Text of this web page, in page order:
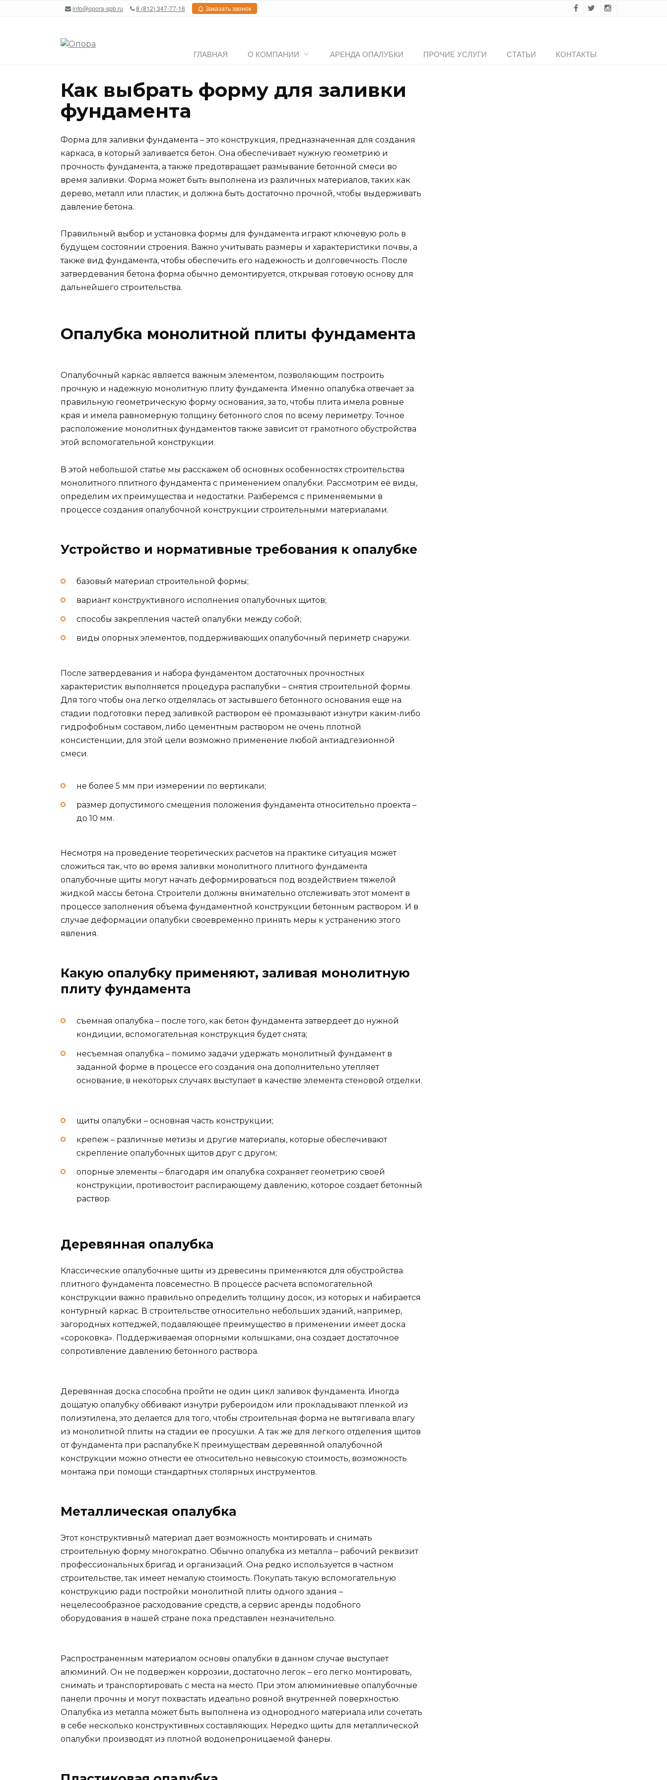
info@opora-spb.ru 8 (812) 347-77-16 Заказать звонок
ГЛАВНАЯ О КОМПАНИИ АРЕНДА ОПАЛУБКИ ПРОЧИЕ УСЛУГИ СТАТЬИ КОНТАКТЫ
Как выбрать форму для заливки
фундамента
Форма для заливки фундамента – это конструкция, предназначенная для создания
каркаса, в который заливается бетон. Она обеспечивает нужную геометрию и
прочность фундамента, а также предотвращает размывание бетонной смеси во
время заливки. Форма может быть выполнена из различных материалов, таких как
дерево, металл или пластик, и должна быть достаточно прочной, чтобы выдерживать
давление бетона.
Правильный выбор и установка формы для фундамента играют ключевую роль в
будущем состоянии строения. Важно учитывать размеры и характеристики почвы, а
также вид фундамента, чтобы обеспечить его надежность и долговечность. После
затвердевания бетона форма обычно демонтируется, открывая готовую основу для
дальнейшего строительства.
Опалубка монолитной плиты фундамента
Опалубочный каркас является важным элементом, позволяющим построить
прочную и надежную монолитную плиту фундамента. Именно опалубка отвечает за
правильную геометрическую форму основания, за то, чтобы плита имела ровные
края и имела равномерную толщину бетонного слоя по всему периметру. Точное
расположение монолитных фундаментов также зависит от грамотного обустройства
этой вспомогательной конструкции.
В этой небольшой статье мы расскажем об основных особенностях строительства
монолитного плитного фундамента с применением опалубки. Рассмотрим её виды,
определим их преимущества и недостатки. Разберемся с применяемыми в
процессе создания опалубочной конструкции строительными материалами.
Устройство и нормативные требования к опалубке
базовый материал строительной формы;
вариант конструктивного исполнения опалубочных щитов;
способы закрепления частей опалубки между собой;
виды опорных элементов, поддерживающих опалубочный периметр снаружи.
После затвердевания и набора фундаментом достаточных прочностных
характеристик выполняется процедура распалубки – снятия строительной формы.
Для того чтобы она легко отделялась от застывшего бетонного основания еще на
стадии подготовки перед заливкой раствором её промазывают изнутри каким-либо
гидрофобным составом, либо цементным раствором не очень плотной
консистенции, для этой цели возможно применение любой антиадгезионной
смеси.
не более 5 мм при измерении по вертикали;
размер допустимого смещения положения фундамента относительно проекта –
до 10 мм.
Несмотря на проведение теоретических расчетов на практике ситуация может
сложиться так, что во время заливки монолитного плитного фундамента
опалубочные щиты могут начать деформироваться под воздействием тяжелой
жидкой массы бетона. Строители должны внимательно отслеживать этот момент в
процессе заполнения объема фундаментной конструкции бетонным раствором. И в
случае деформации опалубки своевременно принять меры к устранению этого
явления.
Какую опалубку применяют, заливая монолитную
плиту фундамента
съемная опалубка – после того, как бетон фундамента затвердеет до нужной
кондиции, вспомогательная конструкция будет снята;
несъемная опалубка – помимо задачи удержать монолитный фундамент в
заданной форме в процессе его создания она дополнительно утепляет
основание, в некоторых случаях выступает в качестве элемента стеновой отделки.
щиты опалубки – основная часть конструкции;
крепеж – различные метизы и другие материалы, которые обеспечивают
скрепление опалубочных щитов друг с другом;
опорные элементы – благодаря им опалубка сохраняет геометрию своей
конструкции, противостоит распирающему давлению, которое создает бетонный
раствор.
Деревянная опалубка
Классические опалубочные щиты из древесины применяются для обустройства
плитного фундамента повсеместно. В процессе расчета вспомогательной
конструкции важно правильно определить толщину досок, из которых и набирается
контурный каркас. В строительстве относительно небольших зданий, например,
загородных коттеджей, подавляющее преимущество в применении имеет доска
«сороковка». Поддерживаемая опорными колышками, она создает достаточное
сопротивление давлению бетонного раствора.
Деревянная доска способна пройти не один цикл заливок фундамента. Иногда
дощатую опалубку оббивают изнутри рубероидом или прокладывают пленкой из
полиэтилена, это делается для того, чтобы строительная форма не вытягивала влагу
из монолитной плиты на стадии ее просушки. А так же для легкого отделения щитов
от фундамента при распалубке.К преимуществам деревянной опалубочной
конструкции можно отнести ее относительно невысокую стоимость, возможность
монтажа при помощи стандартных столярных инструментов.
Металлическая опалубка
Этот конструктивный материал дает возможность монтировать и снимать
строительную форму многократно. Обычно опалубка из металла – рабочий реквизит
профессиональных бригад и организаций. Она редко используется в частном
строительстве, так имеет немалую стоимость. Покупать такую вспомогательную
конструкцию ради постройки монолитной плиты одного здания –
нецелесообразное расходование средств, а сервис аренды подобного
оборудования в нашей стране пока представлен незначительно.
Распространенным материалом основы опалубки в данном случае выступает
алюминий. Он не подвержен коррозии, достаточно легок – его легко монтировать,
снимать и транспортировать с места на место. При этом алюминиевые опалубочные
панели прочны и могут похвастать идеально ровной внутренней поверхностью.
Опалубка из металла может быть выполнена из однородного материала или сочетать
в себе несколько конструктивных составляющих. Нередко щиты для металлической
опалубки производят из плотной водонепроницаемой фанеры.